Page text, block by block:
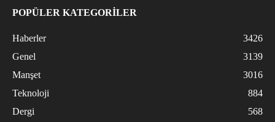
POPÜLER KATEGORİLER
Haberler
3426
Genel
3139
Manşet
3016
Teknoloji
884
Dergi
568